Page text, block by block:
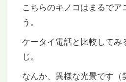
こちらのキノコはまるでア
う。
ケータイ電話と比較してみ
じ。
なんか、異様な光景です（